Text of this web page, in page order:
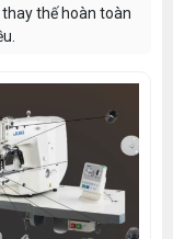
thế hoàn toàn